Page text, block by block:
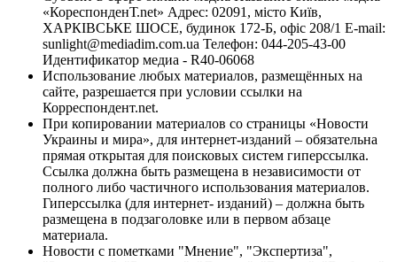
«КореспонденТ.net» Адрес: 02091, місто Київ,
ХАРКІВСЬКЕ ШОСЕ, будинок 172-Б, офіс 208/1 E-mail:
sunlight@mediadim.com.ua Телефон: 044-205-43-00
Идентификатор медиа - R40-06068
Использование любых материалов, размещённых на
сайте, разрешается при условии ссылки на
Корреспондент.net.
При копировании материалов со страницы «Новости
Украины и мира», для интернет-изданий – обязательна
прямая открытая для поисковых систем гиперссылка.
Ссылка должна быть размещена в независимости от
полного либо частичного использования материалов.
Гиперссылка (для интернет- изданий) – должна быть
размещена в подзаголовке или в первом абзаце
материала.
Новости с пометками "Мнение", "Экспертиза",